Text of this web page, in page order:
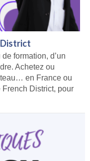
District
formation, d’un
Achetez ou
en France ou
District, pour